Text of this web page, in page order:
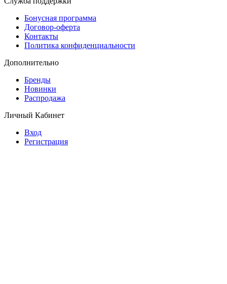
Бонусная программа
Договор-оферта
Контакты
Политика конфиденциальности
Дополнительно
Бренды
Новинки
Распродажа
Личный Кабинет
Вход
Регистрация